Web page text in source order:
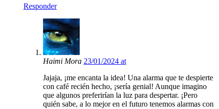
Responder
Haimi Mora 23/01/2024 at
Jajaja, ¡me encanta la idea! Una alarma que te despierte
con café recién hecho, ¡sería genial! Aunque imagino
que algunos preferirían la luz para despertar. ¡Pero
quién sabe, a lo mejor en el futuro tenemos alarmas con